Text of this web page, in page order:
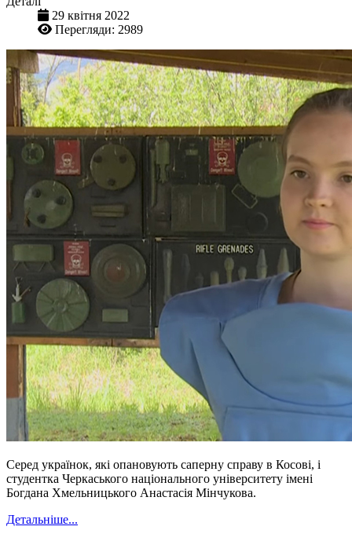
29 квітня 2022
Перегляди: 2989
Серед українок, які опановують саперну справу в Косові, і
студентка Черкаського національного університету імені
Богдана Хмельницького Анастасія Мінчукова.
Детальніше...